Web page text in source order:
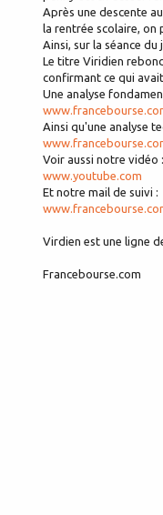
Après une descente
la rentrée scolaire, on
Ainsi, sur la séance
Le titre Viridien
confirmant ce qui
Une analyse
Ainsi qu'une analyse
Voir aussi notre vidéo :
www.youtube.com
Et notre mail de suivi :
Virdien est une ligne
Francebourse.com